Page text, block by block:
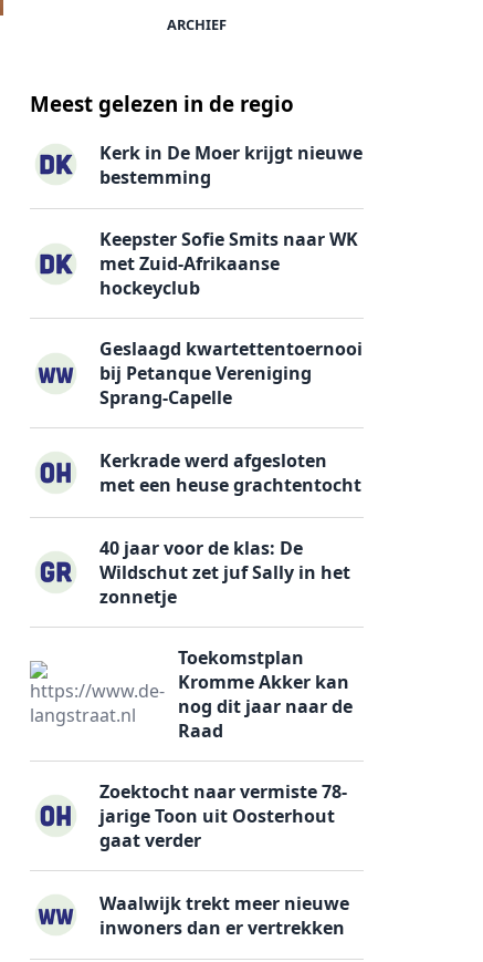
ARCHIEF
Meest gelezen in de regio
Kerk in De Moer krijgt nieuwe
bestemming
Keepster Sofie Smits naar WK
met Zuid-Afrikaanse
hockeyclub
Geslaagd kwartettentoernooi
bij Petanque Vereniging
Sprang-Capelle
Kerkrade werd afgesloten
met een heuse grachtentocht
40 jaar voor de klas: De
Wildschut zet juf Sally in het
zonnetje
Toekomstplan
Kromme Akker kan
nog dit jaar naar de
Raad
Zoektocht naar vermiste 78-
jarige Toon uit Oosterhout
gaat verder
Waalwijk trekt meer nieuwe
inwoners dan er vertrekken